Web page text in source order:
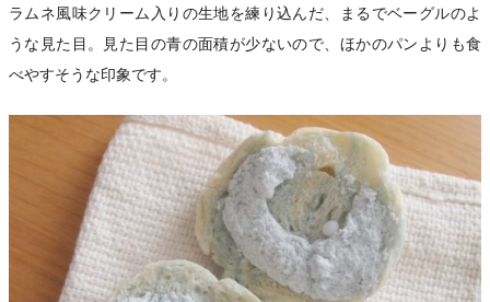
ラムネ風味クリーム入りの生地を練り込んだ、まるでベーグルのよ
うな見た目。見た目の青の面積が少ないので、ほかのパンよりも食
べやすそうな印象です。